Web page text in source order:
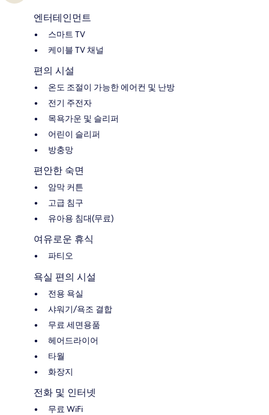
엔터테인먼트
스마트 TV
케이블 TV 채널
편의 시설
온도 조절이 가능한 에어컨 및 난방
전기 주전자
목욕가운 및 슬리퍼
어린이 슬리퍼
방충망
편안한 숙면
암막 커튼
고급 침구
유아용 침대(무료)
여유로운 휴식
파티오
욕실 편의 시설
전용 욕실
샤워기/욕조 결합
무료 세면용품
헤어드라이어
타월
화장지
전화 및 인터넷
무료 WiFi